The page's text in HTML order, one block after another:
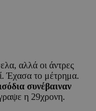
αλλά οι άντρες
Έχασα το μέτρημα.
συνέβαιναν
η 29χρονη.